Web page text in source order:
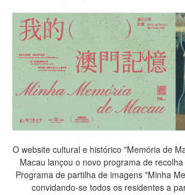
O website cultural e histórico "Memória de
Macau lançou o novo programa de
Programa de partilha de imagens "Minha
convidando-se todos os residentes a